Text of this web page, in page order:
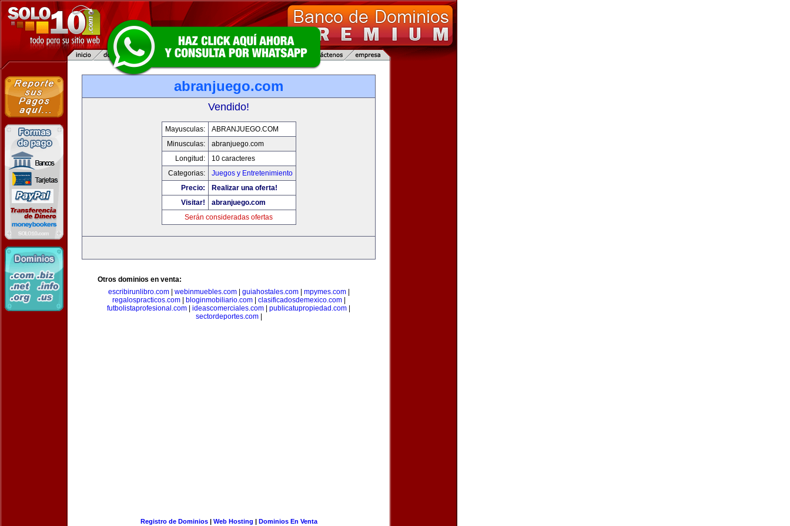
abranjuego.com
Vendido!
Mayusculas:
ABRANJUEGO.COM
Minusculas:
abranjuego.com
Longitud:
10 caracteres
Categorias:
Juegos y Entretenimiento
Precio:
Realizar una oferta!
Visitar!
abranjuego.com
Serán consideradas ofertas
Otros dominios en venta:
escribirunlibro.com| webinmuebles.com| guiahostales.com| mpymes.com|
regalospracticos.com| bloginmobiliario.com| clasificadosdemexico.com|
futbolistaprofesional.com
ideascomerciales.com publicatupropiedad.com
sectordeportes.com|
Registro de Dominios| Web Hosting | Dominios En Venta